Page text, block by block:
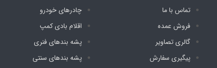
تماس با ما
فروش عمده
گالری تصاویر
پیگیری سفارش
چادرهای خودرو
اقلام بادی کمپ
پشه‌ بندهای فنری
پشه‌ بندهای سنتی